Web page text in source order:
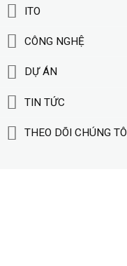
ITO
CÔNG NGHỆ
DỰ ÁN
TIN TỨC
THEO DÕI CHÚNG TÔI